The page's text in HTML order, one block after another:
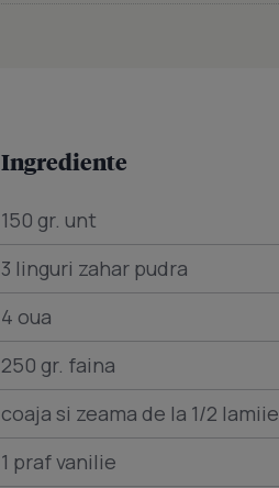
Ingrediente
150 gr. unt
3 linguri zahar pudra
4 oua
250 gr. faina
coaja si zeama de la 1/2 lamiie
1 praf vanilie